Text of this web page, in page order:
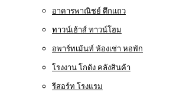
อาคารพาณิชย์ ตึกแถว
ทาวน์เฮ้าส์ ทาวน์โฮม
อพาร์ทเม้นท์ ห้องเช่า หอพัก
โรงงาน โกดัง คลังสินค้า
รีสอร์ท โรงแรม